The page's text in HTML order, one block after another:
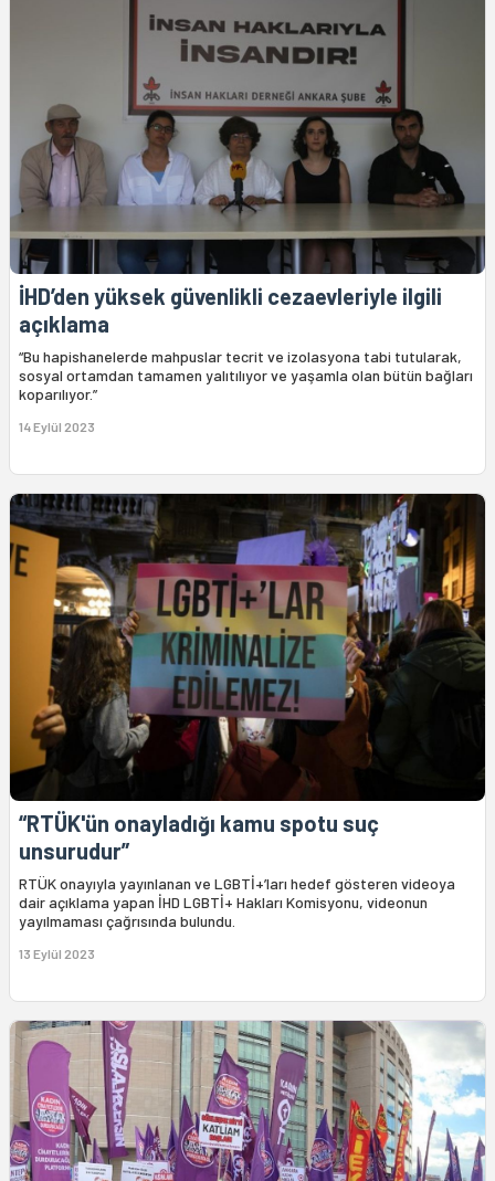
İHD’den yüksek güvenlikli cezaevleriyle ilgili
açıklama
“Bu hapishanelerde mahpuslar tecrit ve izolasyona tabi tutularak,
sosyal ortamdan tamamen yalıtılıyor ve yaşamla olan bütün bağları
koparılıyor.”
14 Eylül 2023
“RTÜK'ün onayladığı kamu spotu suç
unsurudur”
RTÜK onayıyla yayınlanan ve LGBTİ+’ları hedef gösteren videoya
dair açıklama yapan İHD LGBTİ+ Hakları Komisyonu, videonun
yayılmaması çağrısında bulundu.
13 Eylül 2023